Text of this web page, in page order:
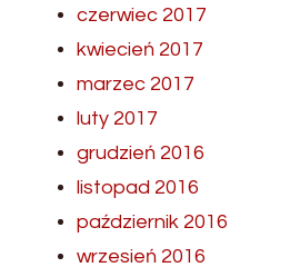
czerwiec 2017
kwiecień 2017
marzec 2017
luty 2017
grudzień 2016
listopad 2016
październik 2016
wrzesień 2016